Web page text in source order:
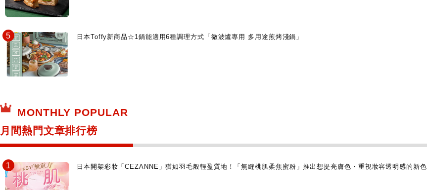
日本Toffy新商品☆1鍋能適用6種調理方式「微波爐專用 多用途煎烤淺鍋」
MONTHLY POPULAR
月間熱門文章排行榜
日本開架彩妝「CEZANNE」猶如羽毛般輕盈質地！「無縫桃肌柔焦蜜粉」推出想提亮膚色・重視妝容透明感的新色